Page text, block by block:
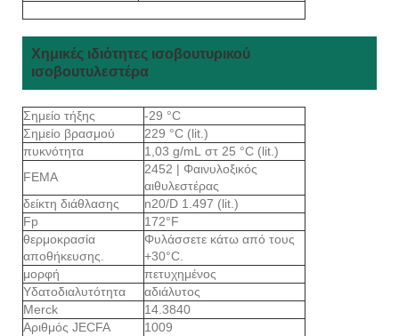
Χημικές ιδιότητες ισοβουτυρικού
ισοβουτυλεστέρα
Σημείο τήξης
-29 °C
Σημείο βρασμού
229 °C (lit.)
πυκνότητα
1,03 g/mL στ 25 °C (lit.)
FEMA
2452 | Φαινυλοξικός
αιθυλεστέρας
δείκτη διάθλασης
n20/D 1.497 (lit.)
Fp
172°F
θερμοκρασία
αποθήκευσης.
Φυλάσσετε κάτω από τους
+30°C.
μορφή
πετυχημένος
Υδατοδιαλυτότητα
αδιάλυτος
Merck
14.3840
Αριθμός JECFA
1009